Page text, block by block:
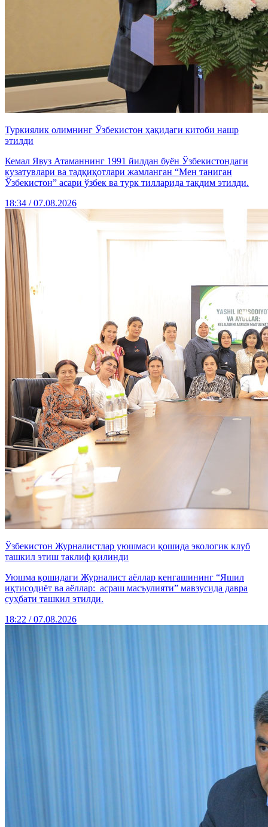
Туркиялик олимнинг Ўзбекистон ҳақидаги китоби нашр
этилди
Кемал Явуз Атаманнинг 1991 йилдан буён Ўзбекистондаги
кузатувлари ва тадқиқотлари жамланган “Мен таниган
Ўзбекистон” асари ўзбек ва турк тилларида тақдим этилди.
18:34 / 07.08.2026
Ўзбекистон Журналистлар уюшмаси қошида экологик клуб
ташкил этиш таклиф қилинди
Уюшма қошидаги Журналист аёллар кенгашининг “Яшил
иқтисодиёт ва аёллар: асраш масъулияти” мавзусида давра
суҳбати ташкил этилди.
18:22 / 07.08.2026